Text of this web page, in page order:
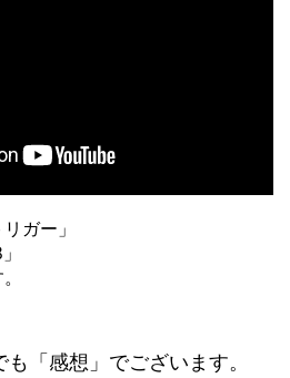
ガー」
「感想」でございます。